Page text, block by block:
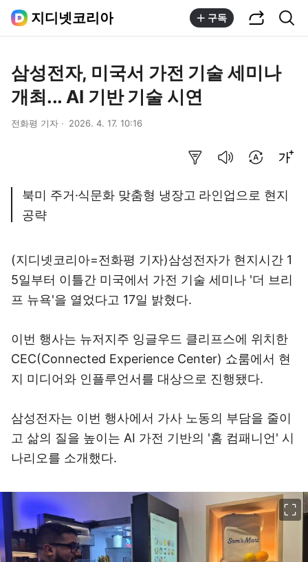
지디넷코리아 구독
삼성전자, 미국서 가전 기술 세미나
개최... AI 기반 기술 시연
전화평 기자 2026. 4. 17. 10:16
북미 주거·식문화 맞춤형 냉장고 라인업으로 현지
공략
(지디넷코리아=전화평 기자)삼성전자가 현지시간 1
5일부터 이틀간 미국에서 가전 기술 세미나 '더 브리
프 뉴욕'을 열었다고 17일 밝혔다.
이번 행사는 뉴저지주 잉글우드 클리프스에 위치한
CEC(Connected Experience Center) 쇼룸에서 현
지 미디어와 인플루언서를 대상으로 진행됐다.
삼성전자는 이번 행사에서 가사 노동의 부담을 줄이
고 삶의 질을 높이는 AI 가전 기반의 '홈 컴패니언' 시
나리오를 소개했다.